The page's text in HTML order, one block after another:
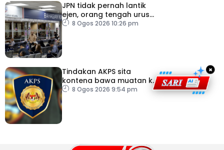
JPN tidak pernah lantik
ejen, orang tengah urus
dokumentasi
8 Ogos 2026 10:26 pm
Tindakan AKPS sita
kontena bawa muatan ke
Israel bukti ketegasan
8 Ogos 2026 9:54 pm
×